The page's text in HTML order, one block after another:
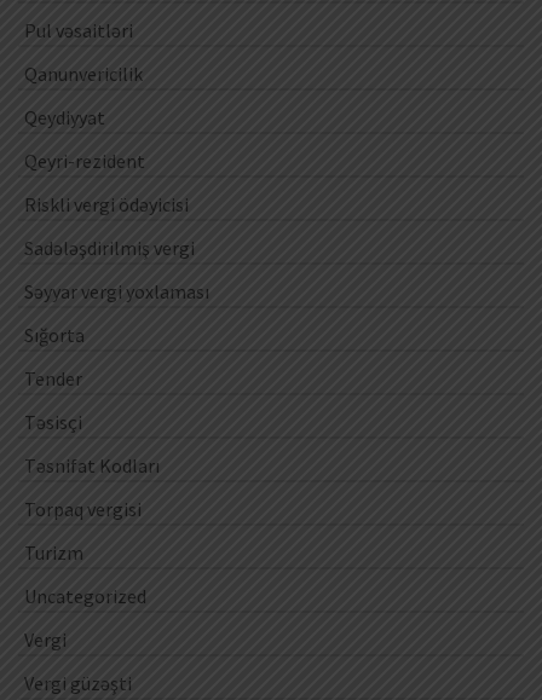
Pul vəsaitləri
Qanunvericilik
Qeydiyyat
Qeyri-rezident
Riskli vergi ödəyicisi
Sadələşdirilmiş vergi
Səyyar vergi yoxlaması
Sığorta
Tender
Təsisçi
Təsnifat Kodları
Torpaq vergisi
Turizm
Uncategorized
Vergi
Vergi güzəşti